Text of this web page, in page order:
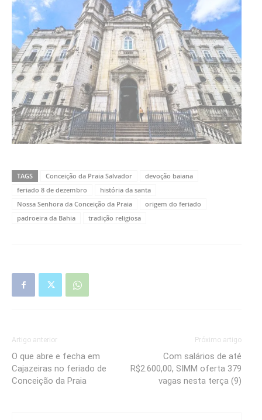
TAGS Conceição da Praia Salvador
devoção baiana
feriado 8 de dezembro
história da santa
Nossa Senhora da Conceição da Praia
origem do feriado
padroeira da Bahia
tradição religiosa
Artigo anterior
O que abre e fecha em
Cajazeiras no feriado de
Conceição da Praia
Próximo artigo
Com salários de até
R$2.600,00, SIMM oferta 379
vagas nesta terça (9)